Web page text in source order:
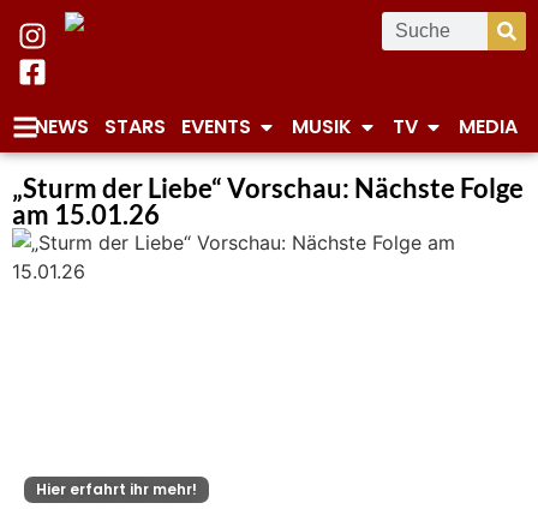
NEWS STARS EVENTS MUSIK TV MEDIA
„Sturm der Liebe“ Vorschau: Nächste Folge
am 15.01.26
Hier erfahrt ihr mehr!